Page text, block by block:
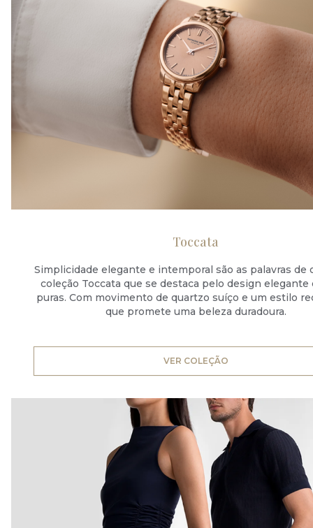
Toccata
Simplicidade elegante e intemporal são as palavras de
coleção Toccata que se destaca pelo design elegante
puras. Com movimento de quartzo suíço e um estilo
que promete uma beleza duradoura.
VER COLEÇÃO